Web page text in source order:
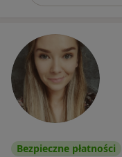
Bezpieczne płatności